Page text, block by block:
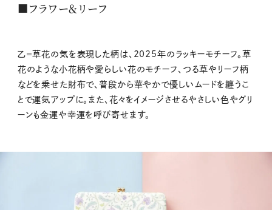
■フラワー＆リーフ
乙＝草花の気を表現した柄は、2025年のラッキーモチーフ。草
花のような小花柄や愛らしい花のモチーフ、つる草やリーフ柄
などを乗せた財布で、普段から華やかで優しいムードを纏うこ
とで運気アップに。また、花々をイメージさせるやさしい色やグリ
ーンも金運や幸運を呼び寄せます。